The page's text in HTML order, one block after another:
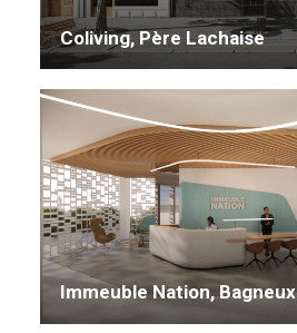
Coliving, Père Lachaise
Immeuble Nation, Bagneux